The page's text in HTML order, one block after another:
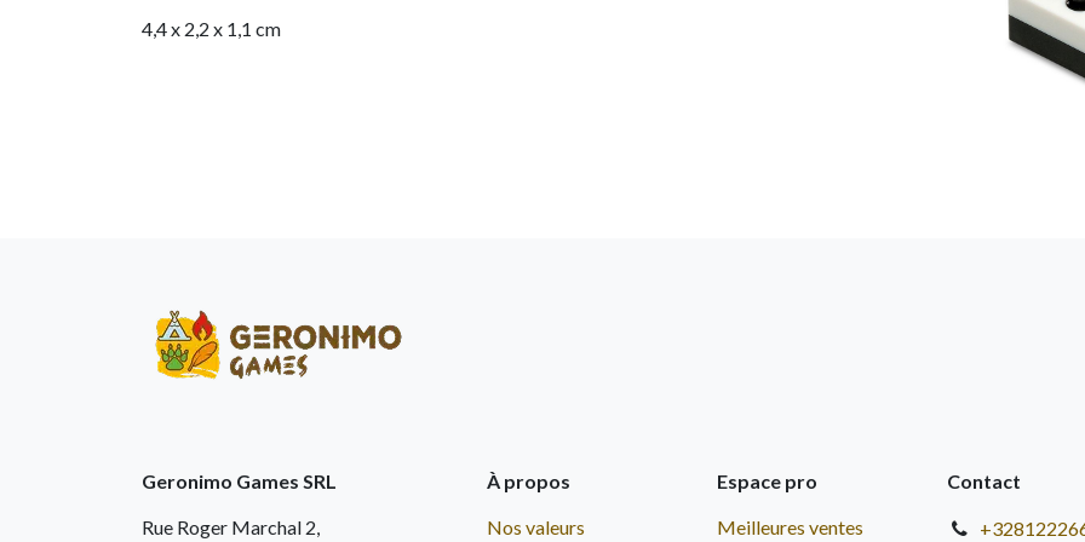
4,4 x 2,2 x 1,1 cm
Geronimo Games SRL
Rue Roger Marchal 2,
À propos
Nos valeurs
Espace pro
Meilleures ventes
Contact